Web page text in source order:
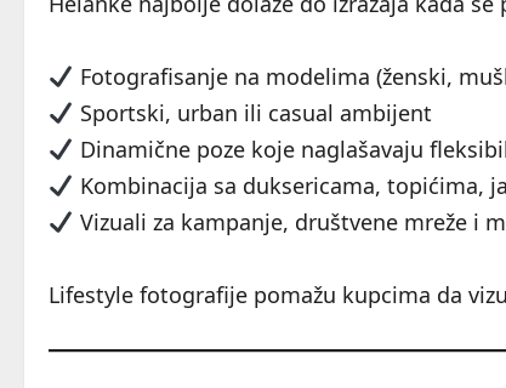
Fotografisanje na modelima (ženski,
Sportski, urban ili casual ambijent
Dinamične poze koje naglašavaju
Kombinacija sa duksericama, topićima,
Vizuali za kampanje, društvene mreže i
Lifestyle fotografije pomažu kupcima da